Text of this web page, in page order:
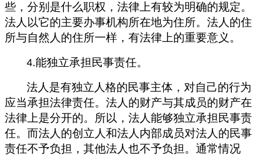
些，分别是什么职权，法律上有较为明确的规定。
法人以它的主要办事机构所在地为住所。法人的住
所与自然人的住所一样，有法律上的重要意义。
4.能独立承担民事责任。
法人是有独立人格的民事主体，对自己的行为
应当承担法律责任。法人的财产与其成员的财产在
法律上是分开的。所以，法人能够独立承担民事责
任。而法人的创立人和法人内部成员对法人的民事
责任不予负担，其他法人也不予负担。通常情况